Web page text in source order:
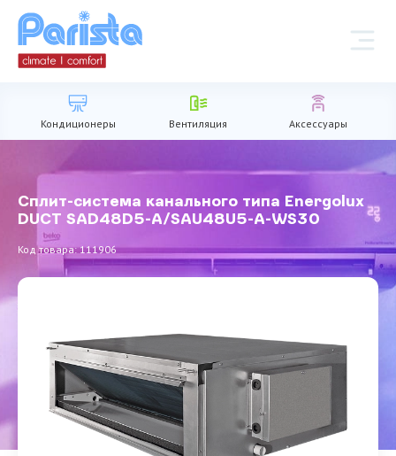
Кондиционеры Вентиляция Аксессуары
Сплит-система канального типа Energolux
DUCT SAD48D5-A/SAU48U5-A-WS30
Код товара: 111906